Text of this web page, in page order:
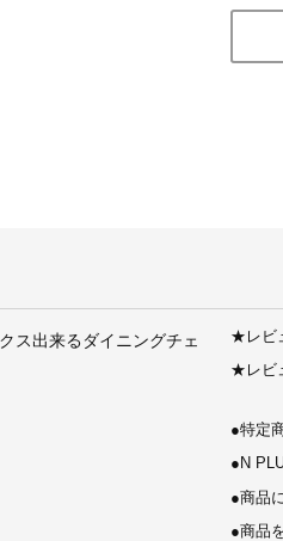
ス出来るダイニングチェ
★ レビ
★ レビ
●特定
● N
●商品
●商品